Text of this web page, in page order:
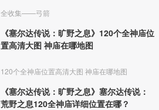
全收集——弓箭
《塞尔达传说：旷野之息》120个全神庙位
置高清大图 神庙在哪地图
120个全神庙位置高清大图 神庙在哪地图
《塞尔达传说：旷野之息》塞尔达传说：
荒野之息120全神庙详细位置在哪？